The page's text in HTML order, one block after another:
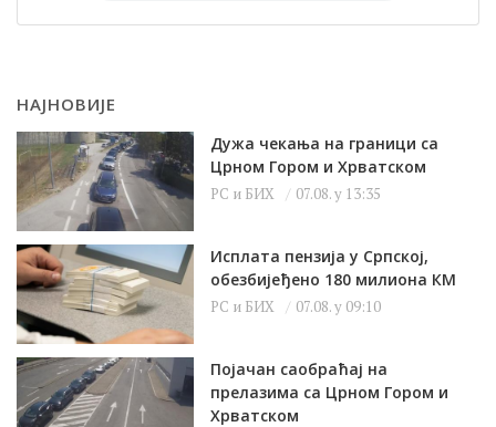
НАЈНОВИЈЕ
Дужа чекања на граници са
Црном Гором и Хрватском
РС и БИХ 07.08. у 13:35
Исплата пензија у Српској,
обезбијеђено 180 милиона КМ
РС и БИХ 07.08. у 09:10
Појачан саобраћај на
прелазима са Црном Гором и
Хрватском